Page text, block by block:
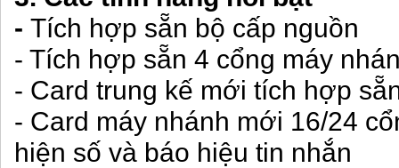
- Tích hợp sẵn bộ cấp nguồn
- Tích hợp sẵn 4 cổng máy
- Card trung kế mới tích hợp
- Card máy nhánh mới 16/24
hiện số và báo hiệu tin nhắn